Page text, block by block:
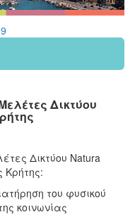
Δικτύου
Δικτύου Natura
Κρήτης:
του φυσικού
κοινωνίας